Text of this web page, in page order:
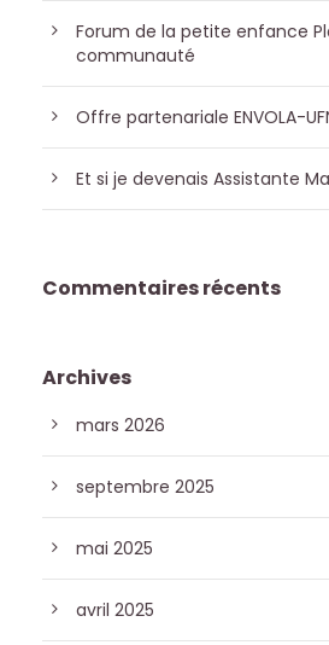
Forum de la petite enfance
communauté
Offre partenariale ENVOLA-
Et si je devenais Assistante
Commentaires récents
Archives
mars 2026
septembre 2025
mai 2025
avril 2025